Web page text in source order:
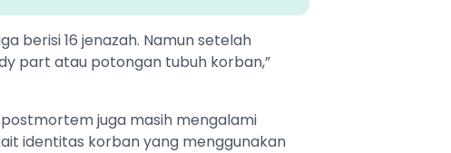
berisi 16 jenazah. Namun setelah
part atau potongan tubuh korban,”
juga masih mengalami
identitas korban yang menggunakan